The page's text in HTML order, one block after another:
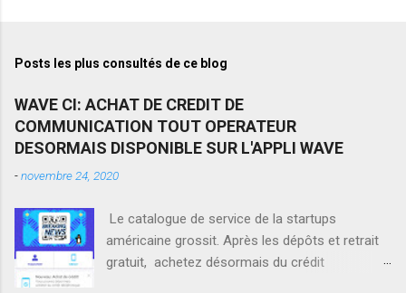
Posts les plus consultés de ce blog
WAVE CI: ACHAT DE CREDIT DE
COMMUNICATION TOUT OPERATEUR
DESORMAIS DISPONIBLE SUR L'APPLI WAVE
-novembre 24, 2020
Le catalogue de service de la startups
américaine grossit. Après les dépôts et retrait
gratuit, achetez désormais du crédit